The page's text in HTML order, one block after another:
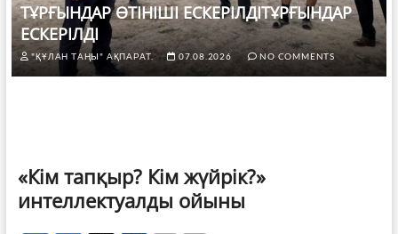
ТҰРҒЫНДАР ӨТІНІШІ ЕСКЕРІЛДІТҰРҒЫНДАР
ЕСКЕРІЛДІ
"ҚҰЛАН ТАҢЫ" АҚПАРАТ. 07.08.2026 NO COMMENTS
«Кім тапқыр? Кім жүйрік?»
интеллектуалды ойыны